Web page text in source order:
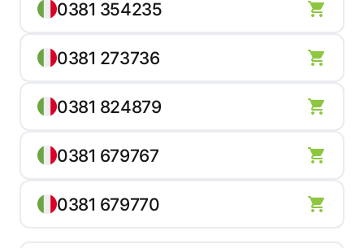
0381 354235
0381 273736
0381 824879
0381 679767
0381 679770